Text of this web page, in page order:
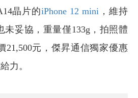
晶片的iPhone 12 mini ，維持
未妥協，重量僅133g，拍照體
21,500元，傑昇通信獨家優惠
力。